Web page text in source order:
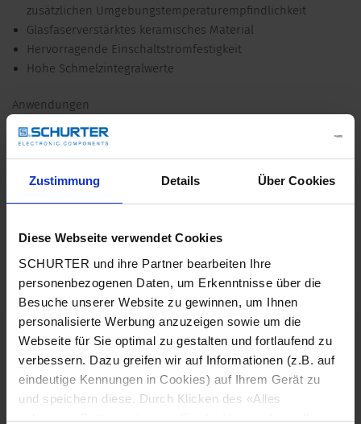
Zustimmung Details Über Cookies
Diese Webseite verwendet Cookies
SCHURTER und ihre Partner bearbeiten Ihre
personenbezogenen Daten, um Erkenntnisse über die
Besuche unserer Website zu gewinnen, um Ihnen
personalisierte Werbung anzuzeigen sowie um die
Webseite für Sie optimal zu gestalten und fortlaufend zu
verbessern. Dazu greifen wir auf Informationen (z.B. auf
eindeutige Kennungen in Cookies) auf Ihrem Gerät zu
und speichern diese. Durch Klicken des «Alles
zulassen»-Buttons stimmen Sie der Verwendung aller
zusätzlichen Umgebungstemperaturempfindlichkeit
Glasfaserverstärktes keramisches Material
Hervorragende Einschaltstromfestigkeit
Hohe Schmelzintegralwerte
Anwendungen
Sekundärschutz DC und AC
Automotive Elektroniken
Eigensichere Anwendungen (ATEX)
Batterieschutz
In allen Elektroniken mit temperaturkritischen Bauteilen
Details USN 1206
Nennstrom 12 A